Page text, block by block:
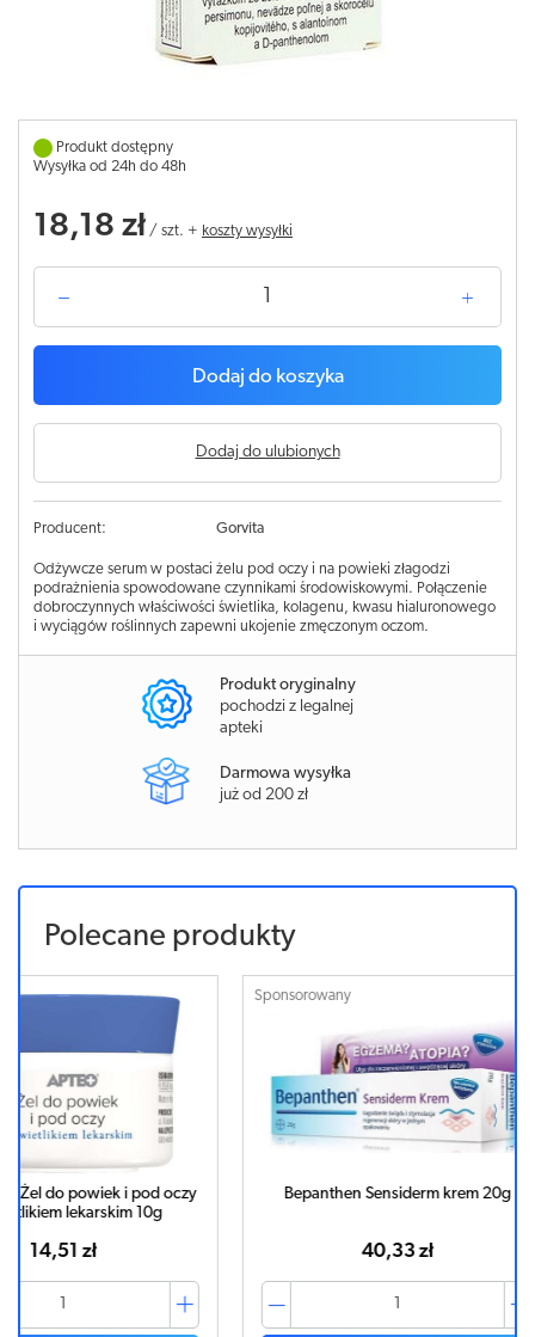
Produkt dostępny
Wysyłka od 24h do 48h
18,18 zł / szt. + koszty wysyłki
Dodaj do koszyka
Dodaj do ulubionych
Producent: Gorvita
Odżywcze serum w postaci żelu pod oczy i na powieki złagodzi
podrażnienia spowodowane czynnikami środowiskowymi. Połączenie
dobroczynnych właściwości świetlika, kolagenu, kwasu hialuronowego
i wyciągów roślinnych zapewni ukojenie zmęczonym oczom.
Produkt oryginalny
pochodzi z legalnej
apteki
Darmowa wysyłka
już od 200 zł
Polecane produkty
oczy
Sponsorowany
Bepanthen Sensiderm krem 20g